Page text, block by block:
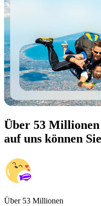
Über 53
auf uns können
Über 53 Millionen